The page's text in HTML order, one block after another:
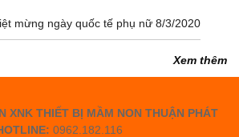
mừng ngày quốc tế phụ nữ 8/3/2020
Xem thêm
XNK THIẾT BỊ MẦM NON THUẬN PHÁT
0962.182.116